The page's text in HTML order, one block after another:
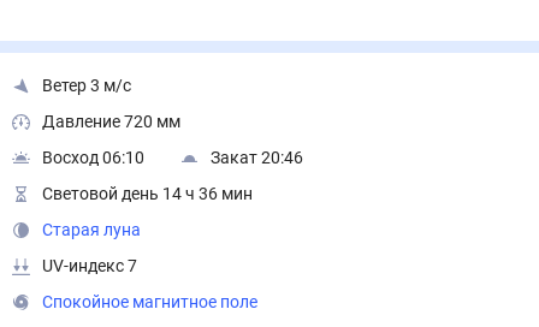
Ветер 3 м/с
Давление 720 мм
Восход 06:10
Закат 20:46
Световой день 14 ч 36 мин
Старая луна
UV-индекс 7
Спокойное магнитное поле